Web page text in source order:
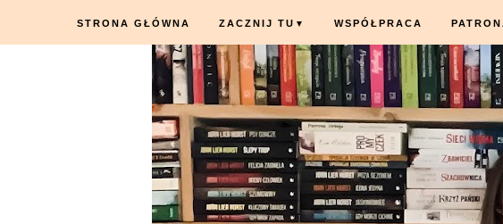
STRONA GŁÓWNA ZACZNIJ TU ▼ WSPÓŁPRACA